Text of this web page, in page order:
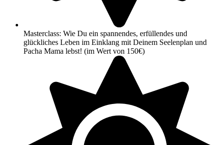
Masterclass: Wie Du ein spannendes, erfüllendes und
glückliches Leben im Einklang mit Deinem Seelenplan und
Pacha Mama lebst! (im Wert von 150€)